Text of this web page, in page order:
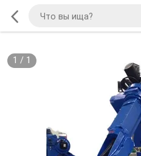
1 / 1